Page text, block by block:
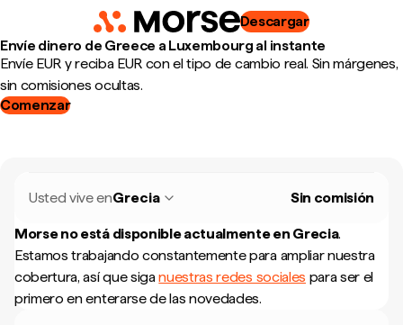
Descargar
Envíe dinero de Greece a Luxembourg al instante
Envíe EUR y reciba EUR con el tipo de cambio real. Sin márgenes,
sin comisiones ocultas.
Comenzar
Usted vive enGrecia Sin comisión
Morse no está disponible actualmente en Grecia.
Estamos trabajando constantemente para ampliar nuestra
cobertura, así que siganuestras redes sociales para ser el
primero en enterarse de las novedades.